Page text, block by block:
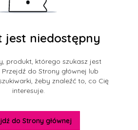
jest niedostępny
produkt, którego szukasz jest
do Strony głównej lub
żeby znaleźć to, co Cię
interesuje.
do Strony głównej